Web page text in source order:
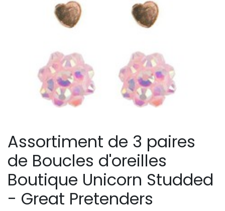
Assortiment de 3 paires
de Boucles d'oreilles
Boutique Unicorn Studded
- Great Pretenders